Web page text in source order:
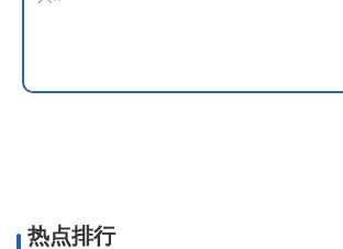
热点排行